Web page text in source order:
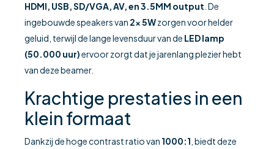
HDMI, USB, SD/VGA, AV, en 3.5MM output . De
ingebouwde speakers van 2x 5Wzorgen voor helder
geluid, terwijl de lange levensduur van de LED lamp
(50.000 uur)ervoor zorgt dat je jarenlang plezier hebt
van deze beamer.
Krachtige prestaties in een
klein formaat
Dankzij de hoge contrast ratio van 1000:1 , biedt deze